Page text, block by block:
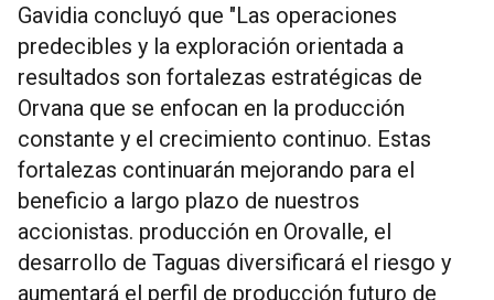
Gavidia concluyó que "Las operaciones
predecibles y la exploración orientada a
resultados son fortalezas estratégicas de
Orvana que se enfocan en la producción
constante y el crecimiento continuo. Estas
fortalezas continuarán mejorando para el
beneficio a largo plazo de nuestros
accionistas. producción en Orovalle, el
desarrollo de Taguas diversificará el riesgo y
aumentará el perfil de producción futuro de